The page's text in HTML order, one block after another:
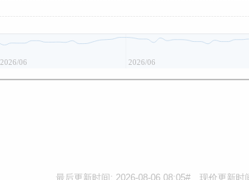
2026/06 2026/06
最后更新时间: 2026-08-06 08:05# 现价更新时